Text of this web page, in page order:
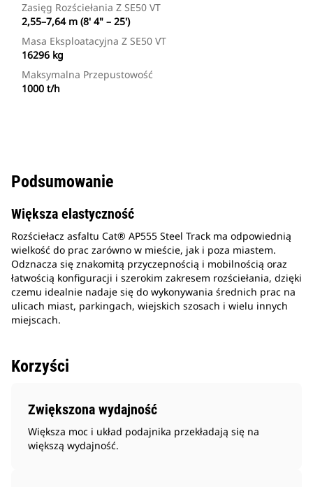
Zasięg Rozściełania Z SE50 VT
2,55–7,64 m (8' 4" – 25')
Masa Eksploatacyjna Z SE50 VT
16296 kg
Maksymalna Przepustowość
1000 t/h
Podsumowanie
Większa elastyczność
Rozściełacz asfaltu Cat® AP555 Steel Track ma odpowiednią
wielkość do prac zarówno w mieście, jak i poza miastem.
Odznacza się znakomitą przyczepnością i mobilnością oraz
łatwością konfiguracji i szerokim zakresem rozściełania, dzięki
czemu idealnie nadaje się do wykonywania średnich prac na
ulicach miast, parkingach, wiejskich szosach i wielu innych
miejscach.
Korzyści
Zwiększona wydajność
Większa moc i układ podajnika przekładają się na
większą wydajność.